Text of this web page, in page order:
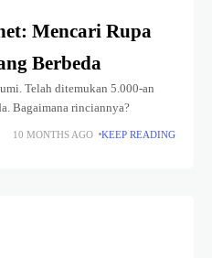
Mencari Rupa
Berbeda
Telah ditemukan 5.000-an
Bagaimana rinciannya?
10 MONTHS AGO KEEP READING